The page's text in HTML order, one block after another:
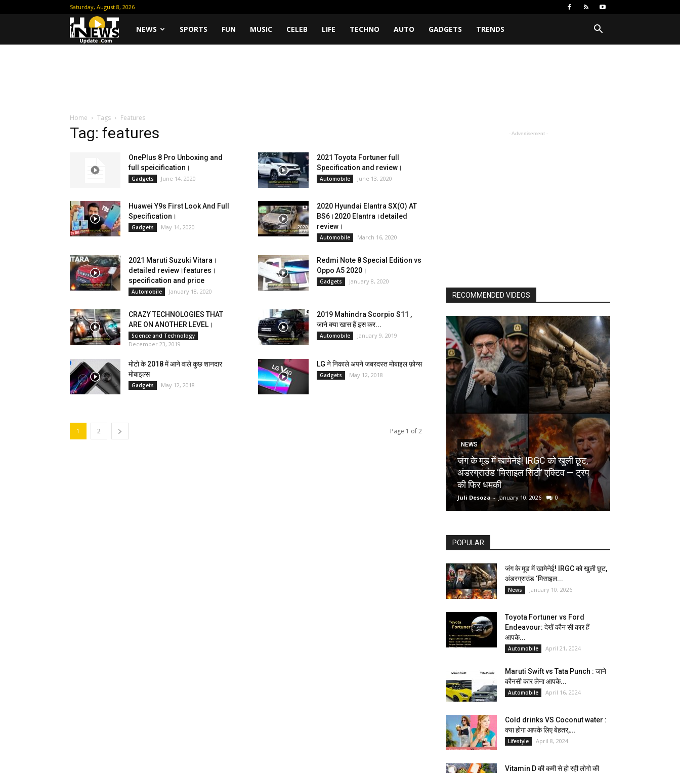
Saturday, August 8, 2026
HotNEWS SPORTS FUN MUSIC CELEB LIFE TECHNO AUTO GADGETS TRENDS
Home Tags Features
Tag: features
OnePlus 8 Pro Unboxing and
full speicification।
Gadgets June 14, 2020
2021 Toyota Fortuner full
Specification and review।
Automobile June 13, 2020
Huawei Y9s First Look And Full
Specification।
Gadgets May 14, 2020
2020 Hyundai Elantra SX(O) AT
BS6।2020 Elantra।detailed
review।
Automobile March 16, 2020
2021 Maruti Suzuki Vitara।
detailed review।features।
specification and price
Automobile January 18, 2020
Redmi Note 8 Special Edition vs
Oppo A5 2020।
Gadgets January 8, 2020
CRAZY TECHNOLOGIES THAT
ARE ON ANOTHER LEVEL।
Science and Technology
December 23, 2019
2019 Mahindra Scorpio S11 ,
जाने क्या खास हैं इस कर...
Automobile January 9, 2019
मोटो के 2018 में आने वाले कुछ शानदार
मोबाइल्स
Gadgets May 12, 2018
LG ने निकाले अपने जबरदस्त मोबाइल फ़ोन्स
Gadgets May 12, 2018
1 2 Page 1 of 2
- Advertisement -
RECOMMENDED VIDEOS
NEWS
जंग के मूड में खामेनेई! IRGC को खुली छूट,
अंडरग्राउंड ‘मिसाइल सिटी’ एक्टिव — ट्रंप
की फिर धमकी
Juli Desoza - January 10, 2026 0
POPULAR
जंग के मूड में खामेनेई! IRGC को खुली छूट,
अंडरग्राउंड ‘मिसाइल...
News January 10, 2026
Toyota Fortuner vs Ford
Endeavour: देखें कौन सी कार हैं
आपके...
Automobile April 21, 2024
Maruti Swift vs Tata Punch : जाने
कौनसी कार लेना आपके...
Automobile April 16, 2024
Cold drinks VS Coconut water :
क्या होगा आपके लिए बेहतर,...
Lifestyle April 8, 2024
Vitamin D की कमी से हो रही लोगो की